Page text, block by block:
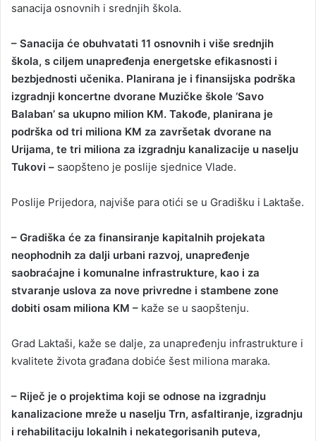
sanacija osnovnih i srednjih škola.
– Sanacija će obuhvatati 11 osnovnih i više srednjih
škola, s ciljem unapređenja energetske efikasnosti i
bezbjednosti učenika. Planirana je i finansijska podrška
izgradnji koncertne dvorane Muzičke škole ‘Savo
Balaban’ sa ukupno milion KM. Takođe, planirana je
podrška od tri miliona KM za završetak dvorane na
Urijama, te tri miliona za izgradnju kanalizacije u naselju
Tukovi – saopšteno je poslije sjednice Vlade.
Poslije Prijedora, najviše para otići se u Gradišku i Laktaše.
– Gradiška će za finansiranje kapitalnih projekata
neophodnih za dalji urbani razvoj, unapređenje
saobraćajne i komunalne infrastrukture, kao i za
stvaranje uslova za nove privredne i stambene zone
dobiti osam miliona KM – kaže se u saopštenju.
Grad Laktaši, kaže se dalje, za unapređenju infrastrukture i
kvalitete života građana dobiće šest miliona maraka.
– Riječ je o projektima koji se odnose na izgradnju
kanalizacione mreže u naselju Trn, asfaltiranje, izgradnju
i rehabilitaciju lokalnih i nekategorisanih puteva,